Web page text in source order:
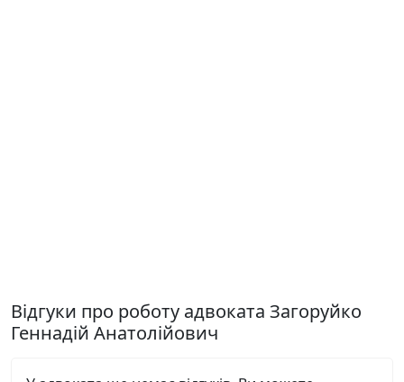
Відгуки про роботу адвоката Загоруйко
Геннадій Анатолійович